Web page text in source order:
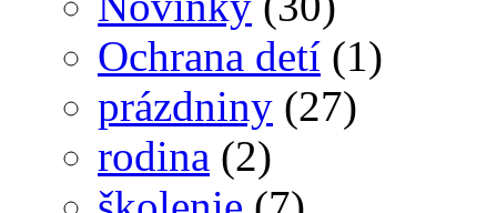
Ochrana detí (1)
prázdniny (27)
rodina (2)